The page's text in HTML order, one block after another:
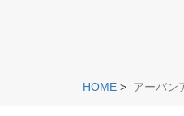
HOME > アーバン